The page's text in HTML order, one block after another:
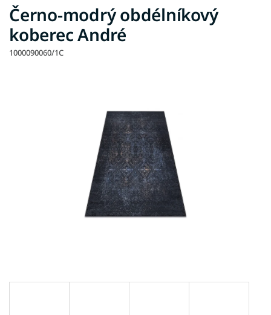
Černo-modrý obdélníkový
koberec André
1000090060/1C